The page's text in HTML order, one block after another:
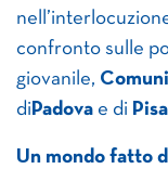
confronto sulle
giovanile,
di Padova e di Pisa
Un mondo fatto